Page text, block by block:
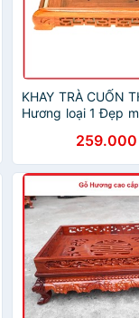
KHAY TRÀ CUỐN
Hương loại 1 Đẹp